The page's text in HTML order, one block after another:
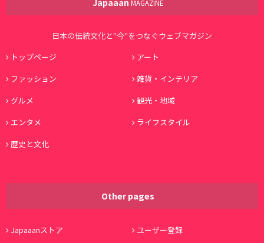
MAGAZINE
日本の伝統文化と"今"をつなぐウェブマガジン
トップページ
アート
ファッション
雑貨・インテリア
グルメ
観光・地域
エンタメ
ライフスタイル
歴史と文化
Other pages
Japaaanストア ユーザー登録